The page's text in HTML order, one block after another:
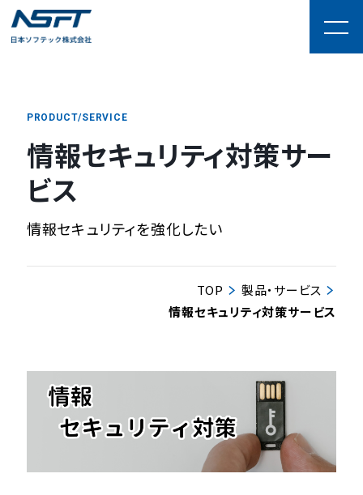
PRODUCT/SERVICE
情報セキュリティ対策サー
ビス
情報セキュリティを強化したい
TOP
製品・サービス
情報セキュリティ対策サービス